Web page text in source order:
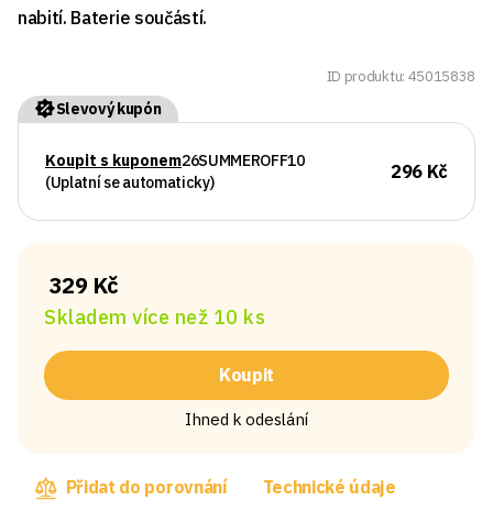
nabití. Baterie součástí.
ID produktu: 45015838
Slevový kupón
Koupit s kuponem26SUMMEROFF10
(Uplatní se automaticky)
296 Kč
329 Kč
Skladem více než 10 ks
Koupit
Ihned k odeslání
Přidat do porovnání Technické údaje